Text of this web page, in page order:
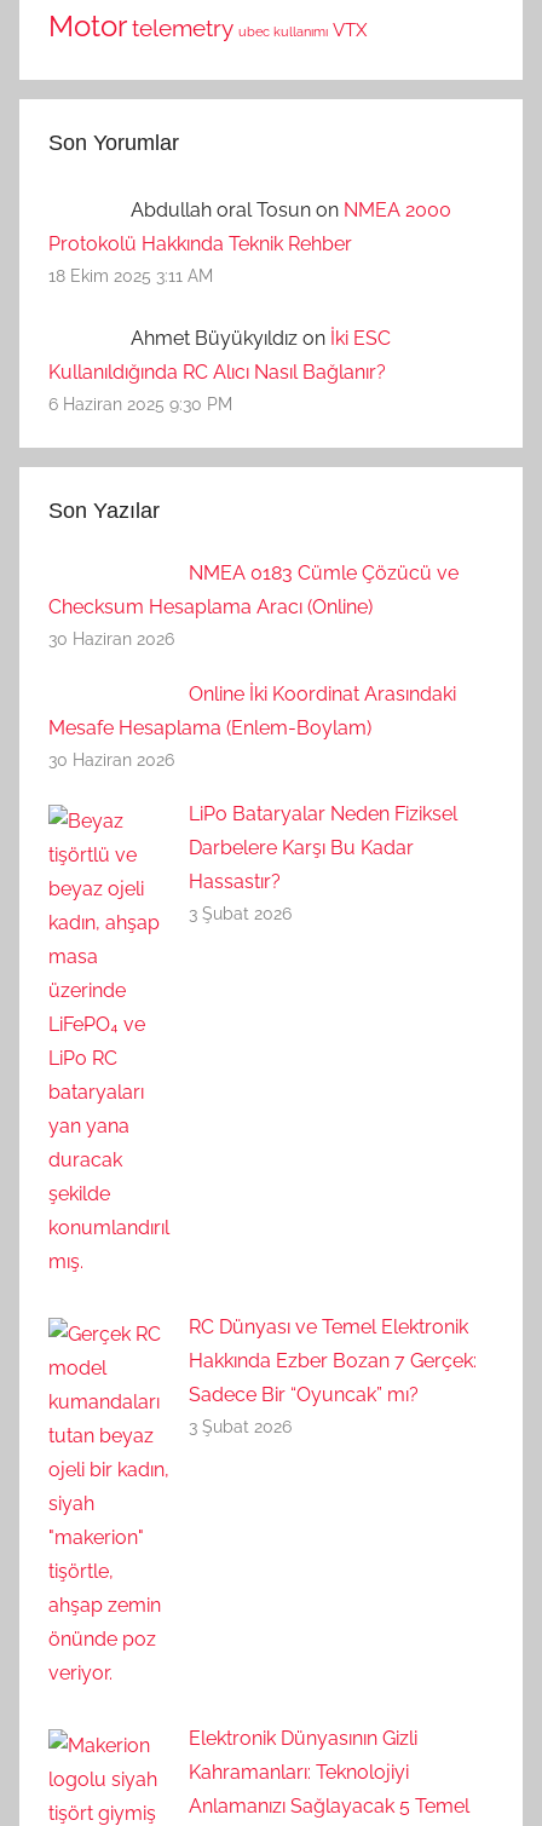
Motortelemetry ubec kullanımı VTX
Son Yorumlar
Abdullah oral Tosun on NMEA 2000
Protokolü Hakkında Teknik Rehber
18 Ekim 2025 3:11 AM
Ahmet Büyükyıldız on İki ESC
Kullanıldığında RC Alıcı Nasıl Bağlanır?
6 Haziran 2025 9:30 PM
Son Yazılar
NMEA 0183 Cümle Çözücü ve
Checksum Hesaplama Aracı (Online)
30 Haziran 2026
Online İki Koordinat Arasındaki
Mesafe Hesaplama (Enlem-Boylam)
30 Haziran 2026
LiPo Bataryalar Neden Fiziksel
Darbelere Karşı Bu Kadar
Hassastır?
3 Şubat 2026
RC Dünyası ve Temel Elektronik
Hakkında Ezber Bozan 7 Gerçek:
Sadece Bir “Oyuncak” mı?
3 Şubat 2026
Elektronik Dünyasının Gizli
Kahramanları: Teknolojiyi
Anlamanızı Sağlayacak 5 Temel